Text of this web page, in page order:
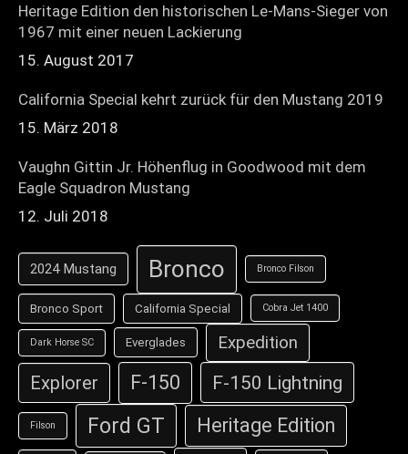
Heritage Edition den historischen Le-Mans-Sieger von
1967 mit einer neuen Lackierung
15. August 2017
California Special kehrt zurück für den Mustang 2019
15. März 2018
Vaughn Gittin Jr. Höhenflug in Goodwood mit dem
Eagle Squadron Mustang
12. Juli 2018
2024 Mustang Bronco Bronco Filson
Bronco Sport California Special Cobra Jet 1400
Dark Horse SC Everglades Expedition
Explorer F-150 F-150 Lightning
Filson Ford GT Heritage Edition